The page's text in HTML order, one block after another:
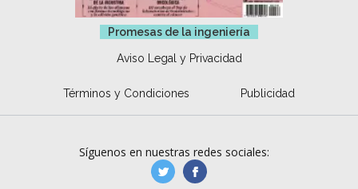
Promesas de la ingeniería
Aviso Legal y Privacidad
Términos y Condiciones Publicidad
Síguenos en nuestras redes sociales:
manufacturaGE